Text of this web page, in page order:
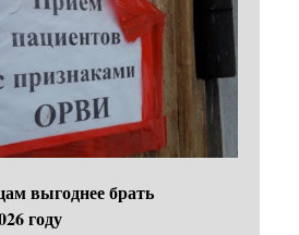
выгоднее брать
году